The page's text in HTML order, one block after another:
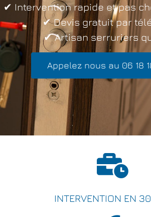
✔ Intervention rapide et pas
✔ Devis gratuit par
✔ Artisan serruriers
Appelez nous au 06 18
INTERVENTION EN